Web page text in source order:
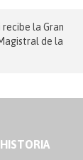
HISTORIA